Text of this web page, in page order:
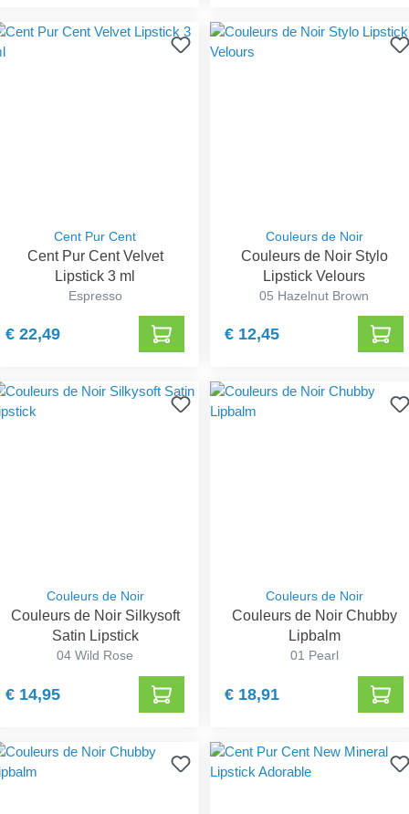
Cent Pur Cent
Cent Pur Cent Velvet
Lipstick 3 ml
Espresso
€ 22,49
Couleurs de Noir
Couleurs de Noir Stylo
Lipstick Velours
05 Hazelnut Brown
€ 12,45
Couleurs de Noir
Couleurs de Noir Silkysoft
Satin Lipstick
04 Wild Rose
€ 14,95
Couleurs de Noir
Couleurs de Noir Chubby
Lipbalm
01 Pearl
€ 18,91